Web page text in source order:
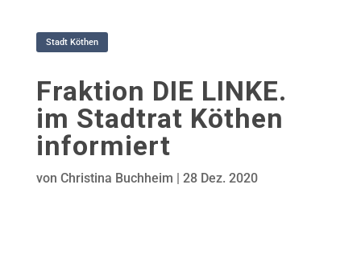
Stadt Köthen
Fraktion DIE LINKE.
im Stadtrat Köthen
informiert
von Christina Buchheim | 28 Dez. 2020